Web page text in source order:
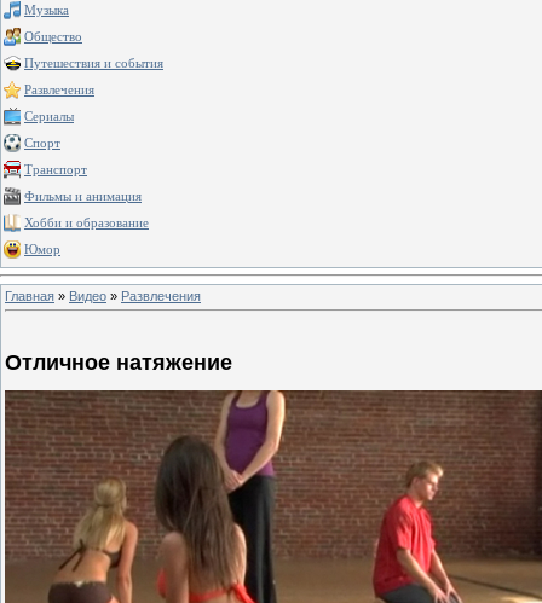
Музыка
Общество
Путешествия и события
Развлечения
Сериалы
Спорт
Транспорт
Фильмы и анимация
Хобби и образование
Юмор
Главная » Видео » Развлечения
Отличное натяжение